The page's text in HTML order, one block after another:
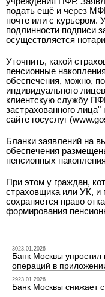
подать ещё и через
почте или с курьером.
подлинности подписи
осуществляется
Уточнить, какой
пенсионные
обеспечения, можно,
индивидуального
клиентскую службу
застрахованного
сайте госуслуг
Бланки заявлений на
обеспечения
пенсионных
При этом у граждан,
страховщика или УК, и
сохраняется право
формирования
3023.01.2026
Банк Москвы
операций в
2923.01.2026
Банк Москвы снижает